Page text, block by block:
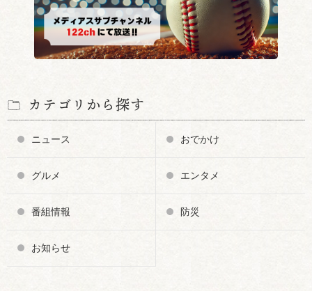
カテゴリから探す
ニュース おでかけ
グルメ エンタメ
番組情報 防災
お知らせ